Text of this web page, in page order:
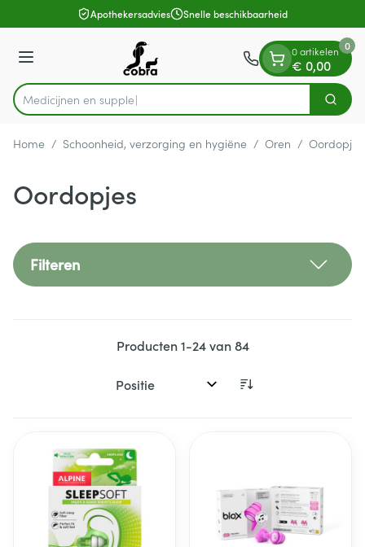
Ga naar de inhoudApothekersadvies Snelle beschikbaarheid
Menu
Product, merk, categorie... Zoek
0 artikelen
€ 0,00
0
Home / Schoonheid, verzorging en hygiëne / Oren / Oordopjes
Oordopjes
Filteren
Producten1-24van84
Sorteer op: